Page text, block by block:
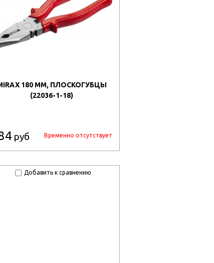
180 ММ, ПЛОСКОГУБЦЫ
(22036-1-18)
руб Временно отсутствует
Добавить к сравнению